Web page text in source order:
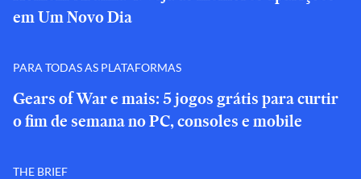
em Um Novo Dia
PARA TODAS AS PLATAFORMAS
Gears of War e mais: 5 jogos grátis para curtir
o fim de semana no PC, consoles e mobile
THE BRIEF